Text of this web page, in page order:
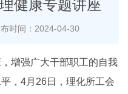
健康专题讲座
时间：2024-04-30
增强广大干部职工的自我
，4月26日，理化所工会